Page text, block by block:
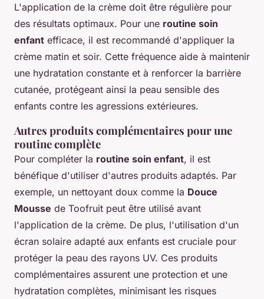
L'application de la crème doit être régulière pour
des résultats optimaux. Pour une routine soin
enfant efficace, il est recommandé d'appliquer la
crème matin et soir. Cette fréquence aide à maintenir
une hydratation constante et à renforcer la barrière
cutanée, protégeant ainsi la peau sensible des
enfants contre les agressions extérieures.
Autres produits complémentaires pour une
routine complète
Pour compléter la routine soin enfant, il est
bénéfique d'utiliser d'autres produits adaptés. Par
exemple, un nettoyant doux comme la Douce
Mousse de Toofruit peut être utilisé avant
l'application de la crème. De plus, l'utilisation d'un
écran solaire adapté aux enfants est cruciale pour
protéger la peau des rayons UV. Ces produits
complémentaires assurent une protection et une
hydratation complètes, minimisant les risques